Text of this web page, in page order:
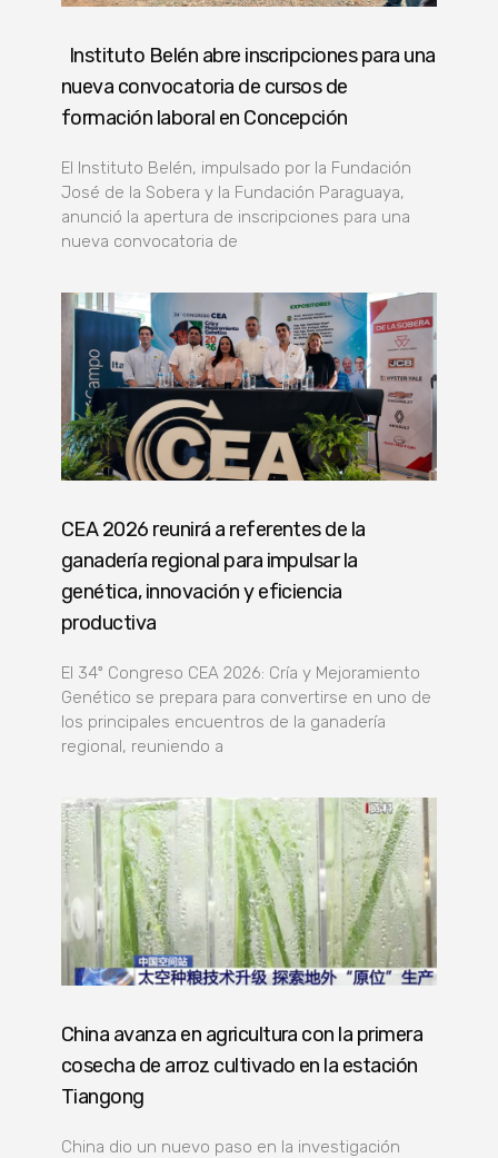
Instituto Belén abre inscripciones para una
nueva convocatoria de cursos de
formación laboral en Concepción
El Instituto Belén, impulsado por la Fundación
José de la Sobera y la Fundación Paraguaya,
anunció la apertura de inscripciones para una
nueva convocatoria de
CEA 2026 reunirá a referentes de la
ganadería regional para impulsar la
genética, innovación y eficiencia
productiva
El 34º Congreso CEA 2026: Cría y Mejoramiento
Genético se prepara para convertirse en uno de
los principales encuentros de la ganadería
regional, reuniendo a
China avanza en agricultura con la primera
cosecha de arroz cultivado en la estación
Tiangong
China dio un nuevo paso en la investigación